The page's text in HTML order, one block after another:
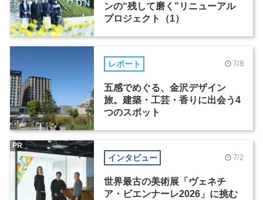
ンの“残して磨く”リニューアル
プロジェクト（1）
レポート 7/8
五感でめぐる、金沢デザイン
旅。建築・工芸・香りに出会う4
つのスポット
インタビュー 7/2
世界最古の美術展「ヴェネチ
ア・ビエンナーレ2026」に挑む
PR